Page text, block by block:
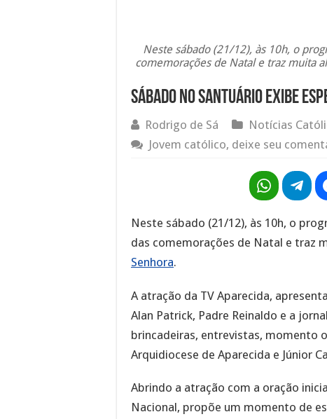
Neste sábado (21/12), às 10h, o
comemorações de Natal e traz muita
Sábado no Santuário exibe
Rodrigo de Sá Notícias
Jovem católico, deixe seu
Neste sábado (21/12), às 10h, o
das comemorações de Natal e traz
Senhora.
A atração da TV Aparecida,
Alan Patrick, Padre Reinaldo e a
brincadeiras, entrevistas, momento
Arquidiocese de Aparecida e Júnior
Abrindo a atração com a oração
Nacional, propõe um momento de